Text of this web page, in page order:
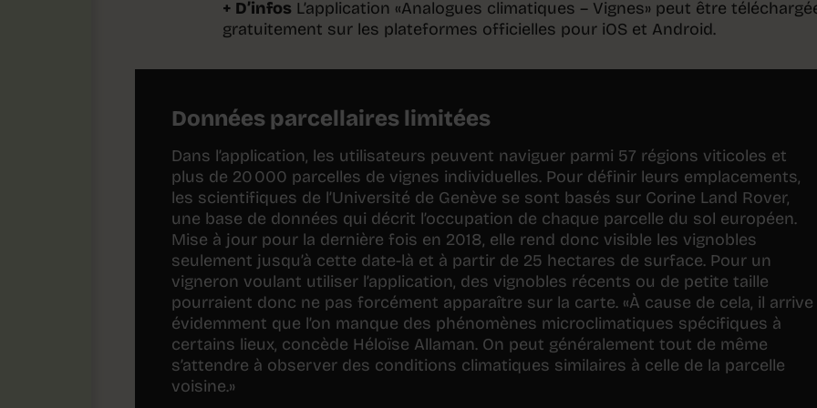
+ D’infos L’application «Analogues climatiques – Vignes» peut être
gratuitement sur les plateformes officielles pour iOS et Android.
Données parcellaires limitées
Dans l’application, les utilisateurs peuvent naviguer parmi 57 régions viticoles et
plus de 20 000 parcelles de vignes individuelles. Pour définir leurs emplacements,
les scientifiques de l’Université de Genève se sont basés sur Corine Land Rover,
une base de données qui décrit l’occupation de chaque parcelle du sol européen.
Mise à jour pour la dernière fois en 2018, elle rend donc visible les vignobles
seulement jusqu’à cette date-là et à partir de 25 hectares de surface. Pour un
vigneron voulant utiliser l’application, des vignobles récents ou de petite taille
pourraient donc ne pas forcément apparaître sur la carte. «À cause de cela, il arrive
évidemment que l’on manque des phénomènes microclimatiques spécifiques à
certains lieux, concède Héloïse Allaman. On peut généralement tout de même
s’attendre à observer des conditions climatiques similaires à celle de la parcelle
voisine.»